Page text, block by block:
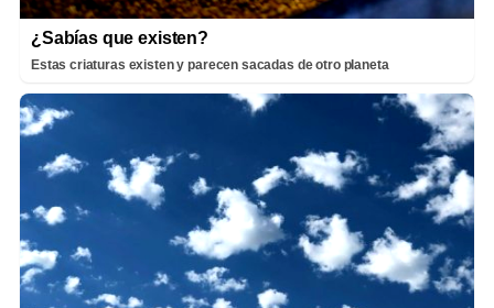
¿Sabías que existen?
Estas criaturas existen y parecen sacadas de otro planeta